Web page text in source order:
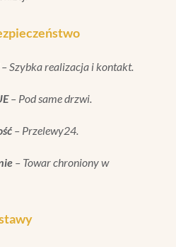
Szybka realizacja i kontakt.
– Pod same drzwi.
– Przelewy24.
– Towar chroniony w